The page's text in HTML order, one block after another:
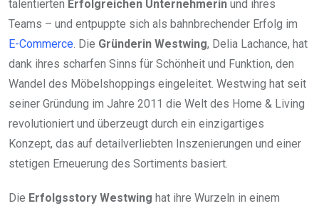
talentierten Erfolgreichen Unternehmerin und ihres
Teams – und entpuppte sich als bahnbrechender Erfolg im
E-Commerce. Die Gründerin Westwing, Delia Lachance, hat
dank ihres scharfen Sinns für Schönheit und Funktion, den
Wandel des Möbelshoppings eingeleitet. Westwing hat seit
seiner Gründung im Jahre 2011 die Welt des Home & Living
revolutioniert und überzeugt durch ein einzigartiges
Konzept, das auf detailverliebten Inszenierungen und einer
stetigen Erneuerung des Sortiments basiert.
Die Erfolgsstory Westwing hat ihre Wurzeln in einem